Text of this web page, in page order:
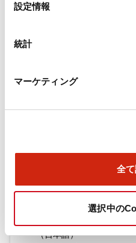
設定情報
統計
マーケティング
全
選択中の
規格・認証
（日本語）